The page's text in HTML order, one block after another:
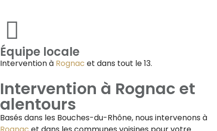
Équipe locale
Intervention à Rognac et dans tout le 13.
Intervention à Rognac et
alentours
Basés dans les Bouches-du-Rhône, nous intervenons à